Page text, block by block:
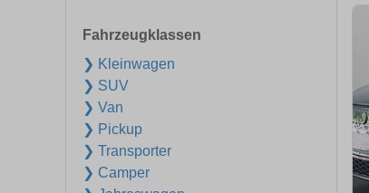
Fahrzeugklassen
❯ Kleinwagen
❯ SUV
❯ Van
❯ Pickup
❯ Transporter
❯ Camper